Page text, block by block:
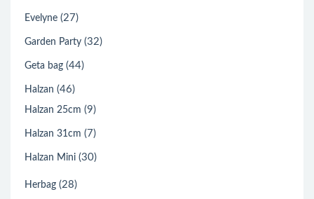
Evelyne (27)
Garden Party (32)
Geta bag (44)
Halzan (46)
Halzan 25cm (9)
Halzan 31cm (7)
Halzan Mini (30)
Herbag (28)